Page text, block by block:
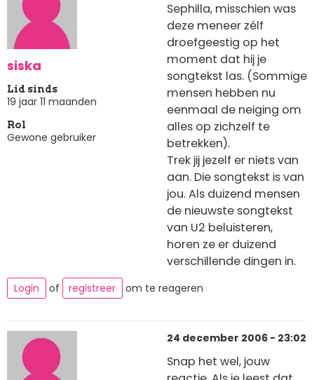
siska
Lid sinds
19 jaar 11 maanden
Rol
Gewone gebruiker
Sephilla, misschien was
deze meneer zélf
droefgeestig op het
moment dat hij je
songtekst las. (Sommige
mensen hebben nu
eenmaal de neiging om
alles op zichzelf te
betrekken).
Trek jij jezelf er niets van
aan. Die songtekst is van
jou. Als duizend mensen
de nieuwste songtekst
van U2 beluisteren,
horen ze er duizend
verschillende dingen in.
Login of registreer om te reageren
24 december 2006 - 23:02
Snap het wel, jouw